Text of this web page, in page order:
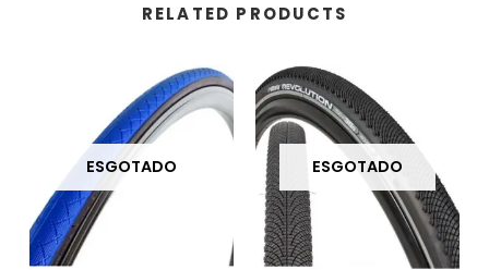
RELATED PRODUCTS
ESGOTADO ESGOTADO